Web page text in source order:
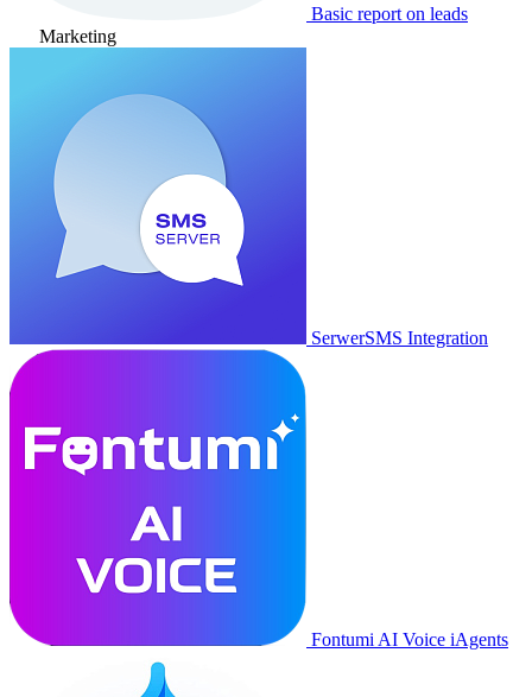
Basic report on leads
Marketing
SerwerSMS Integration
Fontumi AI Voice iAgents